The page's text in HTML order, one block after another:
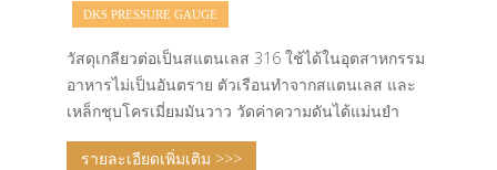
DKS PRESSURE GAUGE
วัสดุเกลียวต่อเป็นสแตนเลส 316 ใช้ได้ในอุตสาหกรรม
อาหารไม่เป็นอันตราย ตัวเรือนทำจากสแตนเลส และ
เหล็กชุบโครเมี่ยมมันวาว วัดค่าความดันได้แม่นยำ
รายละเอียดเพิ่มเติม >>>